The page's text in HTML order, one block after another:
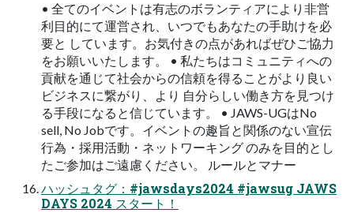
• 全てのイベントは有志のボランティアにより非営
利目的にて運営され、いつでもあなたの手助けを必
要と しています。お気付きの点があればぜひご協力
をお願いいたします。 • 私たちはコミュニティへの
貢献を通じて社会からの信頼を得ることがより良い
ビジネスに繋がり、より 自分らしい働き方を見つけ
る手段になると信じています。 • JAWS-UGはNo
sell, No Jobです。イベントの趣旨と関係のない宣伝
行為・採用活動・ネットワーキング のみを目的とし
たご参加はご遠慮ください。 ルールとマナー
ハッシュタグ：#jawsdays2024 #jawsug JAWS
DAYS 2024 スタート！